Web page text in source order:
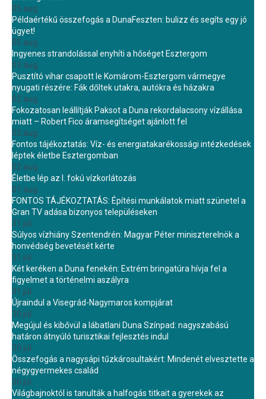
05 aug.
Példaértékű összefogás a DunaFeszten: bulizz és segíts egy jó
ügyet!
05 aug.
Ingyenes strandolással enyhíti a hőséget Esztergom
03 aug.
Pusztító vihar csapott le Komárom-Esztergom vármegye
nyugati részére: Fák dőltek utakra, autókra és házakra
02 aug.
Fokozatosan leállítják Paksot a Duna rekordalacsony vízállása
miatt – Robert Fico áramsegítséget ajánlott fel
02 aug.
Fontos tájékoztatás: Víz- és energiatakarékossági intézkedések
léptek életbe Esztergomban
02 aug.
Életbe lép az I. fokú vízkorlátozás
01 aug.
FONTOS TÁJÉKOZTATÁS: Építési munkálatok miatt szünetel a
Gran TV adása bizonyos településeken
31 júl.
Súlyos vízhiány Szentendrén: Magyar Péter miniszterelnök a
honvédség bevetését kérte
31 júl.
Két keréken a Duna fenekén: Extrém bringatúra hívja fel a
figyelmet a történelmi aszályra
31 júl.
Újraindul a Visegrád-Nagymaros kompjárat
30 júl.
Megújul és kibővül a lábatlani Duna Színpad: nagyszabású
határon átnyúló turisztikai fejlesztés indul
30 júl.
Összefogás a nagysápi tűzkárosultakért: Mindenét elvesztette a
négygyermekes család
30 júl.
Világbajnoktól is tanulták a halfogás titkait a gyerekek az